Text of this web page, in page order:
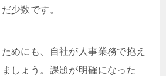
少数です。
めにも、自社が人事業務で抱え
しょう。課題が明確になった